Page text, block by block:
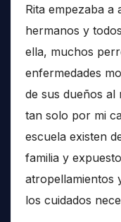
Rita empezaba a
hermanos y
ella, muchos
enfermedades
de sus dueños
tan solo por mi
escuela existen
familia y
atropellamientos
los cuidados